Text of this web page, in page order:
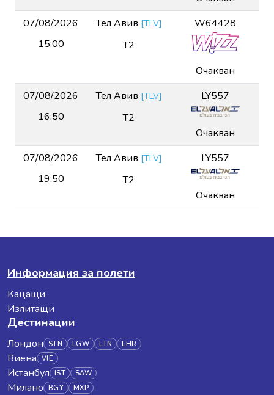
07/08/2026
15:00
Тел Авив [TLV]
T2
W64428
Очакван
07/08/2026
16:50
Тел Авив [TLV]
T2
LY557
Очакван
07/08/2026
19:50
Тел Авив [TLV]
T2
LY557
Очакван
Информация за полети
Кацащи
Излитащи
Дестинации
Лондон STN LGW LTN LHR
Виена VIE
Истанбул IST SAW
Милано BGY MXP